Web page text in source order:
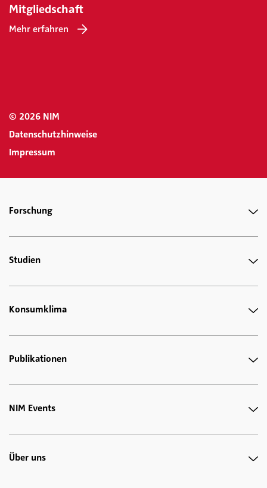
Mitgliedschaft
Mehr erfahren
© 2026 NIM
Datenschutzhinweise
Impressum
Forschung
Studien
Konsumklima
Publikationen
NIM Events
Über uns